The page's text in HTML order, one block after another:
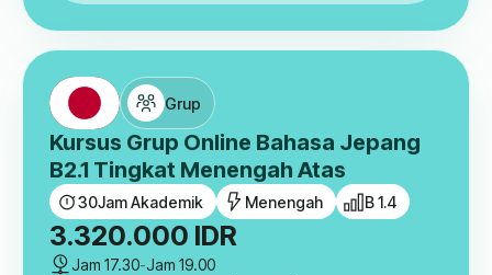
Grup
Kursus Grup Online Bahasa Jepang
B2.1 Tingkat Menengah Atas
30Jam Akademik Menengah B 1.4
3.320.000 IDR
Jam 17.30-Jam 19.00